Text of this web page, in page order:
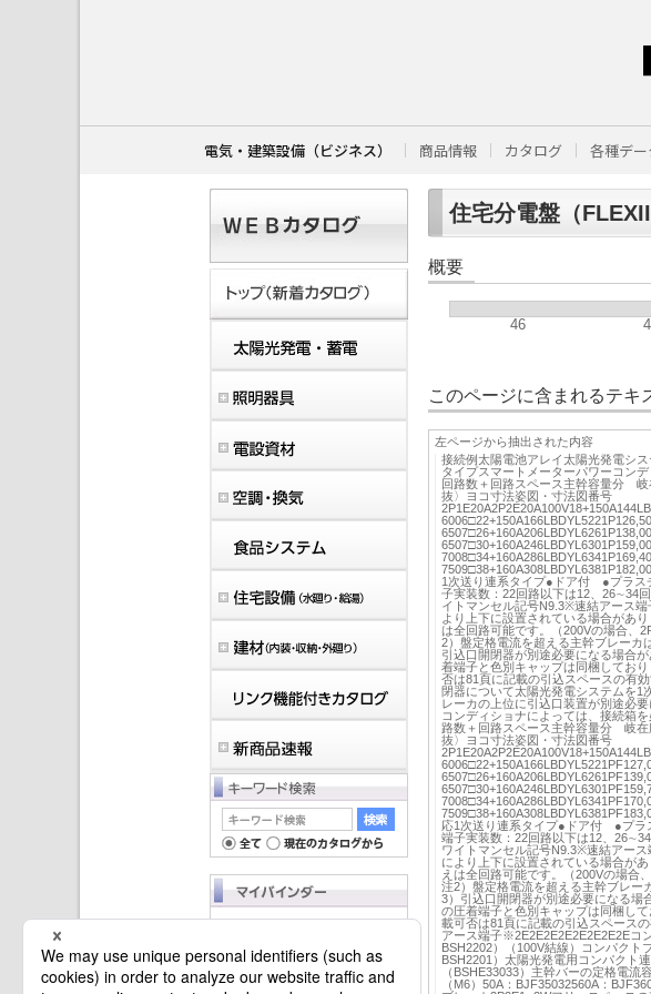
電気・建築設備（ビジネス） 商品情報 カタログ 各種デー
住宅分電盤（
概要
46
このページに含まれるテキ
左ページから抽出された内容
接続例太陽電池アレイ太陽光発電シ
タイプスマートメーターパワーコン
回路数＋回路スペース主幹容量分
抜〉ヨコ寸法姿図・寸法図番号
1次送り連系タイプ●ドア付 ●プ
子実装数：22回路以下は12、26∼34
イトマンセル記号N9.3※速結アース
より上下に設置されている場合があ
は全回路可能です。（200Vの場合、
2）盤定格電流を超える主幹ブレーカ
引込口開閉器が別途必要になる場合
着端子と色別キャップは同梱してお
否は81頁に記載の引込スペースの有
閉器について太陽光発電システムを1
レーカの上位に引込口装置が別途必
コンディショナによっては、接続箱
路数＋回路スペース主幹容量分 岐
抜〉ヨコ寸法姿図・寸法図番号
応1次送り連系タイプ●ドア付 ●
端子実装数：22回路以下は12、
ワイトマンセル記号N9.3※速結アー
により上下に設置されている場合が
えは全回路可能です。（200Vの場合
注2）盤定格電流を超える主幹ブレー
3）引込口開閉器が別途必要になる場
の圧着端子と色別キャップは同梱し
載可否は81頁に記載の引込スペース
アース端子※2E2E2E2E2E2E2E2Eコ
BSH2202）（100V結線）コンパクト
BSH2201）太陽光発電用コンパクト
（BSHE33033）主幹バーの定格電流
（M6）50A：BJF35032560A：